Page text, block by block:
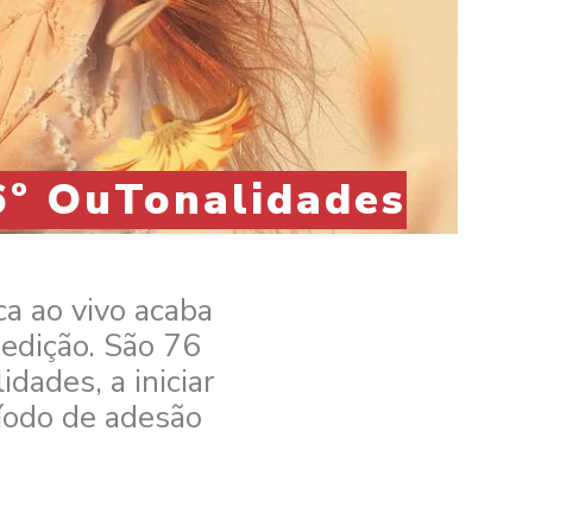
OuTonalidades
ao vivo acaba
São 76
a iniciar
de adesão